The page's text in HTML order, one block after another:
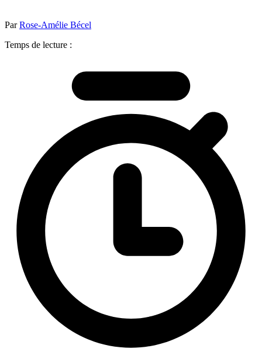
ParRose-Amélie Bécel
Temps de lecture :